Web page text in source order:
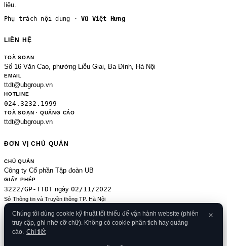
liệu.
Phụ trách nội dung ·Vũ Việt Hưng
LIÊN HỆ
TOÀ SOẠN
Số 16 Văn Cao, phường Liễu Giai, Ba Đình, Hà Nội
EMAIL
ttdt@ubgroup.vn
HOTLINE
024.3232.1999
TOÀ SOẠN · QUẢNG CÁO
ttdt@ubgroup.vn
ĐƠN VỊ CHỦ QUẢN
CHỦ QUẢN
Công ty Cổ phần Tập đoàn UB
GIẤY PHÉP
3222/GP-TTĐT ngày 02/11/2022
Sở Thông tin và Truyền thông TP. Hà Nội
Sửa đổi của 2489/GP-TTĐT ngày 24/8/2020
ĐKKD
0106080414· cấp09/01/2013
© 2026 Banker.vn
Chúng tôi dùng cookie kỹ thuật tối thiểu để vận hành website (phiên
truy cập, ghi nhớ cỡ chữ). Không có cookie phân tích hay quảng
cáo. Chi tiết